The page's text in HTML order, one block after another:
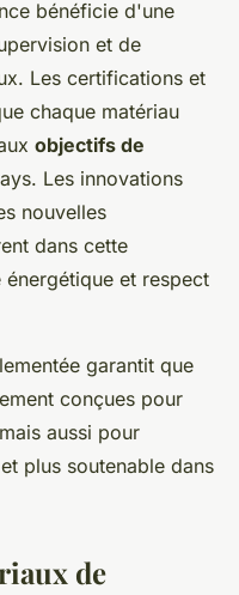
bénéficie d'une
et de
Les certifications et
chaque matériau
objectifs de
Les innovations
nouvelles
dans cette
et respect
garantit que
conçues pour
aussi pour
plus soutenable dans
de